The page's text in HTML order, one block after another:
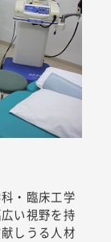
・臨床工学
い視野を持
しうる人材